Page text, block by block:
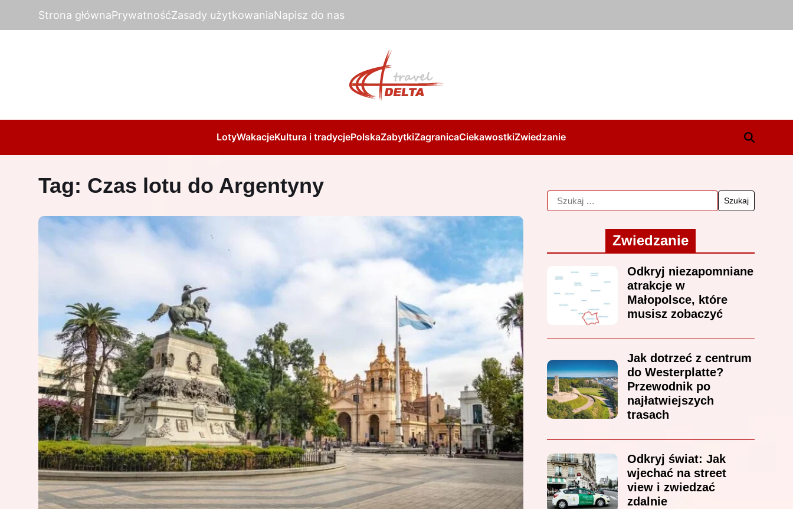
Strona głównaPrywatnośćZasady użytkowaniaNapisz do nas
LotyWakacjeKultura i tradycjePolskaZabytkiZagranicaCiekawostkiZwiedzanie
Tag: Czas lotu do Argentyny
Zwiedzanie
Odkryj niezapomniane
atrakcje w
Małopolsce, które
musisz zobaczyć
Jak dotrzeć z centrum
do Westerplatte?
Przewodnik po
najłatwiejszych
trasach
Odkryj świat: Jak
wjechać na street
view i zwiedzać
zdalnie